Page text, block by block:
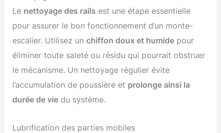
Le nettoyage des rails est une étape essentielle
pour assurer le bon fonctionnement d’un monte-
escalier. Utilisez unchiffon doux et humide pour
éliminer toute saleté ou résidu qui pourrait obstruer
le mécanisme. Un nettoyage régulier évite
l’accumulation de poussière et prolonge ainsi la
durée de vie du système.
Lubrification des parties mobiles